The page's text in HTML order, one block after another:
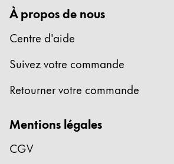
À propos de nous
Centre d'aide
Suivez votre commande
Retourner votre commande
Mentions légales
CGV